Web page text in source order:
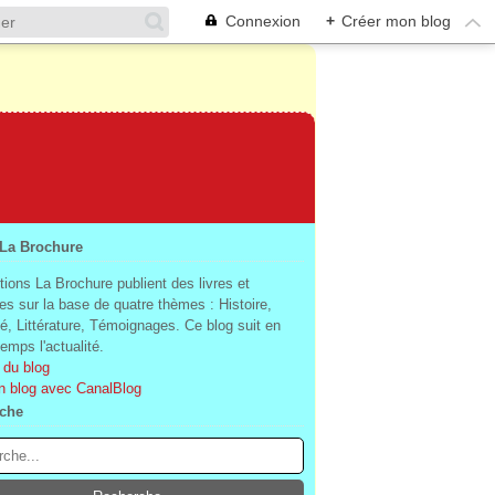
Connexion + Créer mon blog
Brochure
La Brochure publient des livres et
sur la base de quatre thèmes : Histoire,
Littérature, Témoignages. Ce blog suit en
l'actualité.
blog
blog avec CanalBlog